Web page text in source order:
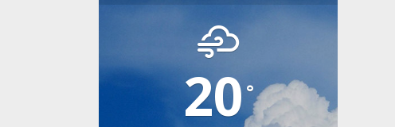
20°